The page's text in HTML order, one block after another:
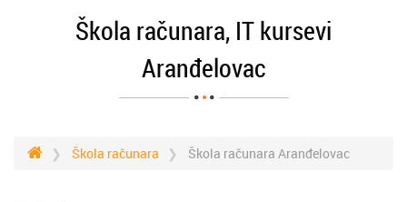
Škola računara, IT kursevi
Aranđelovac
Škola računara Škola računara Aranđelovac